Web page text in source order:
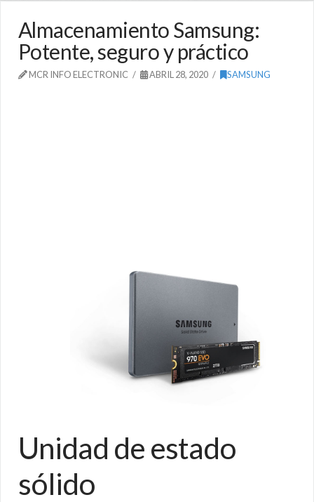
Almacenamiento Samsung:
Potente, seguro y práctico
MCR INFO ELECTRONIC ABRIL 28, 2020 SAMSUNG
Unidad de estado
sólido